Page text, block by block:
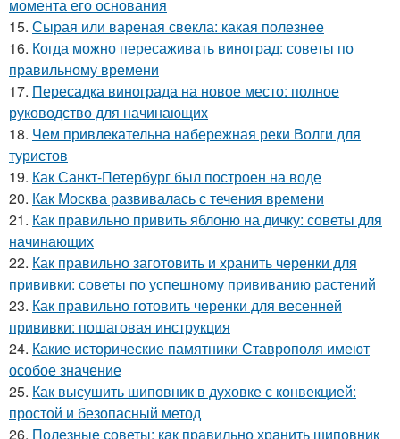
момента его основания
15. Сырая или вареная свекла: какая полезнее
16. Когда можно пересаживать виноград: советы по
правильному времени
17. Пересадка винограда на новое место: полное
руководство для начинающих
18. Чем привлекательна набережная реки Волги для
туристов
19. Как Санкт-Петербург был построен на воде
20. Как Москва развивалась с течения времени
21. Как правильно привить яблоню на дичку: советы для
начинающих
22. Как правильно заготовить и хранить черенки для
прививки: советы по успешному прививанию растений
23. Как правильно готовить черенки для весенней
прививки: пошаговая инструкция
24. Какие исторические памятники Ставрополя имеют
особое значение
25. Как высушить шиповник в духовке с конвекцией:
простой и безопасный метод
26. Полезные советы: как правильно хранить шиповник